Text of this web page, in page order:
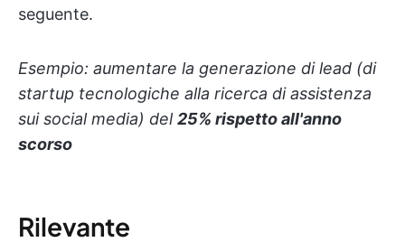
seguente.
Esempio: aumentare la generazione di lead (di
startup tecnologiche alla ricerca di assistenza
sui social media) del25% rispetto all'anno
scorso
Rilevante